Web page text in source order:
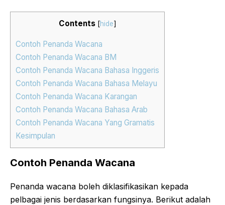
Contents [hide]
Contoh Penanda Wacana
Contoh Penanda Wacana BM
Contoh Penanda Wacana Bahasa Inggeris
Contoh Penanda Wacana Bahasa Melayu
Contoh Penanda Wacana Karangan
Contoh Penanda Wacana Bahasa Arab
Contoh Penanda Wacana Yang Gramatis
Kesimpulan
Contoh Penanda Wacana
Penanda wacana boleh diklasifikasikan kepada
pelbagai jenis berdasarkan fungsinya. Berikut adalah